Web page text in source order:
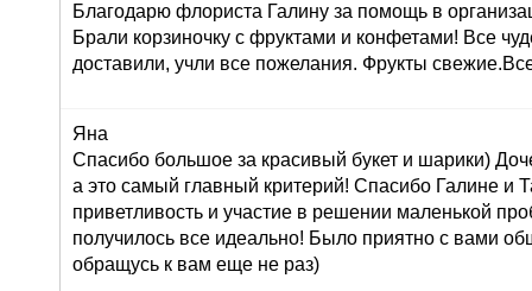
Благодарю флориста Галину за помощь в
Брали корзиночку с фруктами и конфетами! Все
доставили, учли все пожелания. Фрукты
Яна
Спасибо большое за красивый букет и шарики)
а это самый главный критерий! Спасибо Галине и
приветливость и участие в решении маленькой
получилось все идеально! Было приятно с вами
обращусь к вам еще не раз)